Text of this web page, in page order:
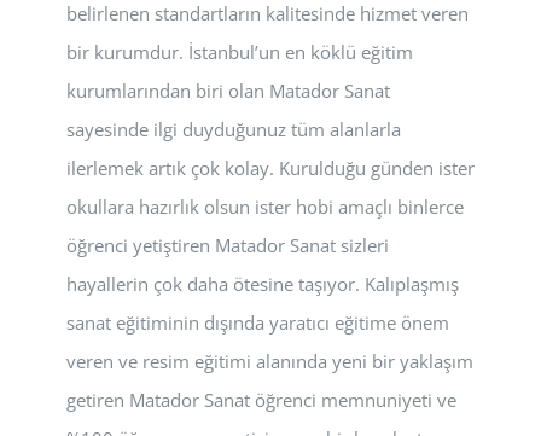
belirlenen standartların kalitesinde hizmet veren
bir kurumdur. İstanbul’un en köklü eğitim
kurumlarından biri olan Matador Sanat
sayesinde ilgi duyduğunuz tüm alanlarla
ilerlemek artık çok kolay. Kurulduğu günden ister
okullara hazırlık olsun ister hobi amaçlı binlerce
öğrenci yetiştiren Matador Sanat sizleri
hayallerin çok daha ötesine taşıyor. Kalıplaşmış
sanat eğitiminin dışında yaratıcı eğitime önem
veren ve resim eğitimi alanında yeni bir yaklaşım
getiren Matador Sanat öğrenci memnuniyeti ve